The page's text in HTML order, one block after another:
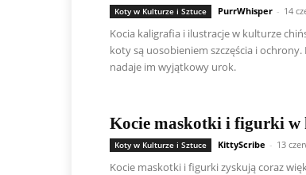
Koty w Kulturze i Sztuce PurrWhisper - 14
Kocia kaligrafia i ilustracje w kulturze
koty są uosobieniem szczęścia i
nadaje im wyjątkowy urok.
Kocie maskotki i figurki
Koty w Kulturze i Sztuce KittyScribe - 13
Kocie maskotki i figurki zyskują coraz